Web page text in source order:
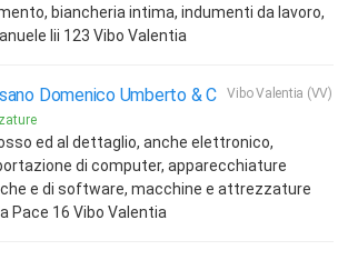
biancheria intima, indumenti da lavoro,
Iii 123 Vibo Valentia
Domenico Umberto & C
Vibo Valentia (VV)
ed al dettaglio, anche elettronico,
di computer, apparecchiature
e di software, macchine e attrezzature
Pace 16 Vibo Valentia